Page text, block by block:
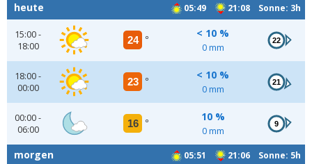
05:49 21:08 Sonne: 3h
heute
15:00 -
18:00
24 °
< 10 %
0 mm
22
18:00 -
00:00
23 °
< 10 %
0 mm
21
00:00 -
06:00
16 °
10 %
0 mm
9
05:51 21:06 Sonne: 5h
morgen